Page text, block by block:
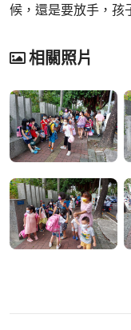
候，還是要放手，孩
相關照片